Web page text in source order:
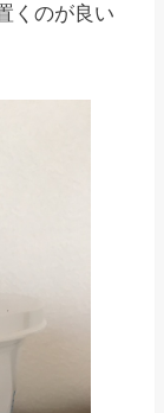
くのが良い